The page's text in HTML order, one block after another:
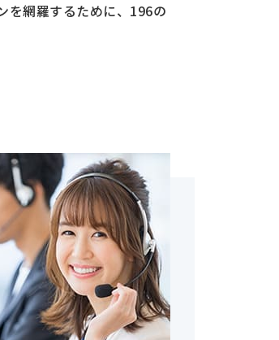
を網羅するために、196の